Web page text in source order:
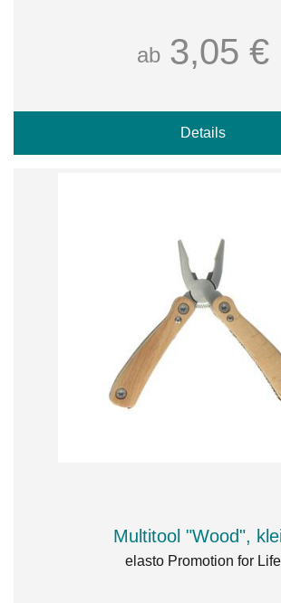
ab 3,05 €
Details
Multitool "Wood",
elasto Promotion for Life